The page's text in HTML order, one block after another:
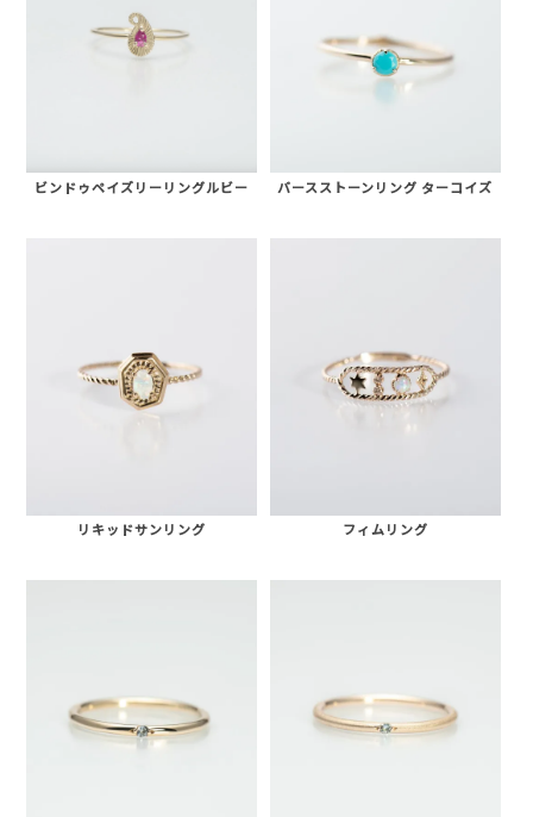
ビンドゥペイズリーリングルビー バースストーンリング ターコイズ
リキッドサンリング フィムリング